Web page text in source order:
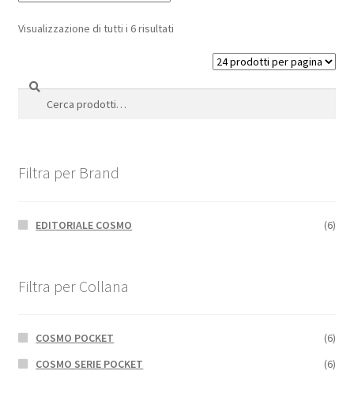
Visualizzazione di tutti i 6 risultati
Cerca:
Cerca
Filtra per Brand
EDITORIALE COSMO (6)
Filtra per Collana
COSMO POCKET
(6)
COSMO SERIE POCKET
(6)